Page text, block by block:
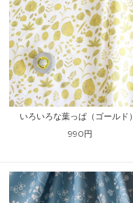
いろいろな葉っぱ（ゴールド）
990円